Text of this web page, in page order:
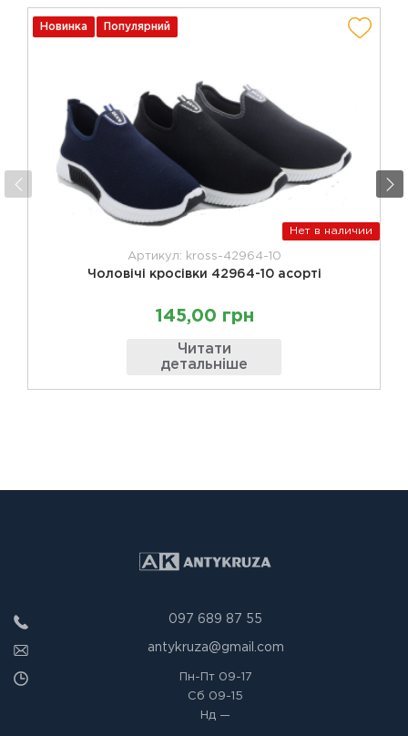
Новинка Популярний
Нет в наличии
Артикул: kross-42964-10
Чоловічі кросівки 42964-10 асорті
145,00 грн
Читати
детальніше
097 689 87 55
antykruza@gmail.com
Пн-Пт09-17
Сб 09-15
Нд —